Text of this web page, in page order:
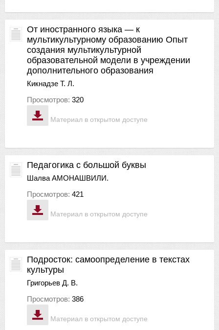
Материал в открытом доступе
От иностранного языка — к
мультикультурному образованию Опыт
создания мультикультурной
образовательной модели в учреждении
дополнительного образования
Кикнадзе Т. Л.
Просмотров: 320
Материал в открытом доступе
Педагогика с большой буквы
Шалва АМОНАШВИЛИ.
Просмотров: 421
Материал в открытом доступе
Подросток: самоопределение в текстах
культуры
Григорьев Д. В.
Просмотров: 386